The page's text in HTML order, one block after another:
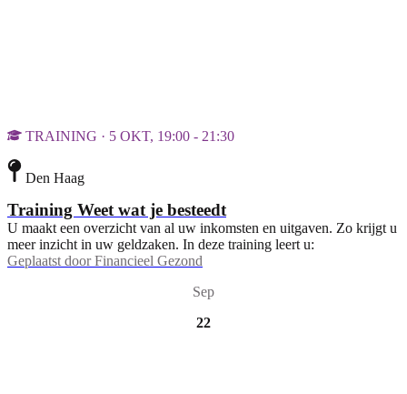
TRAINING · 5 OKT, 19:00 - 21:30
Den Haag
Training Weet wat je besteedt
U maakt een overzicht van al uw inkomsten en uitgaven. Zo krijgt u
meer inzicht in uw geldzaken. In deze training leert u:
Geplaatst door Financieel Gezond
Sep
22